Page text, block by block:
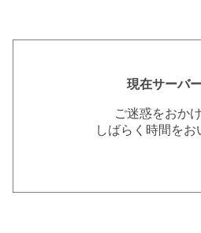
現在サーバ
ご迷惑をおか
しばらく時間を